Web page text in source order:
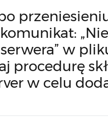
w
procedurę
w celu